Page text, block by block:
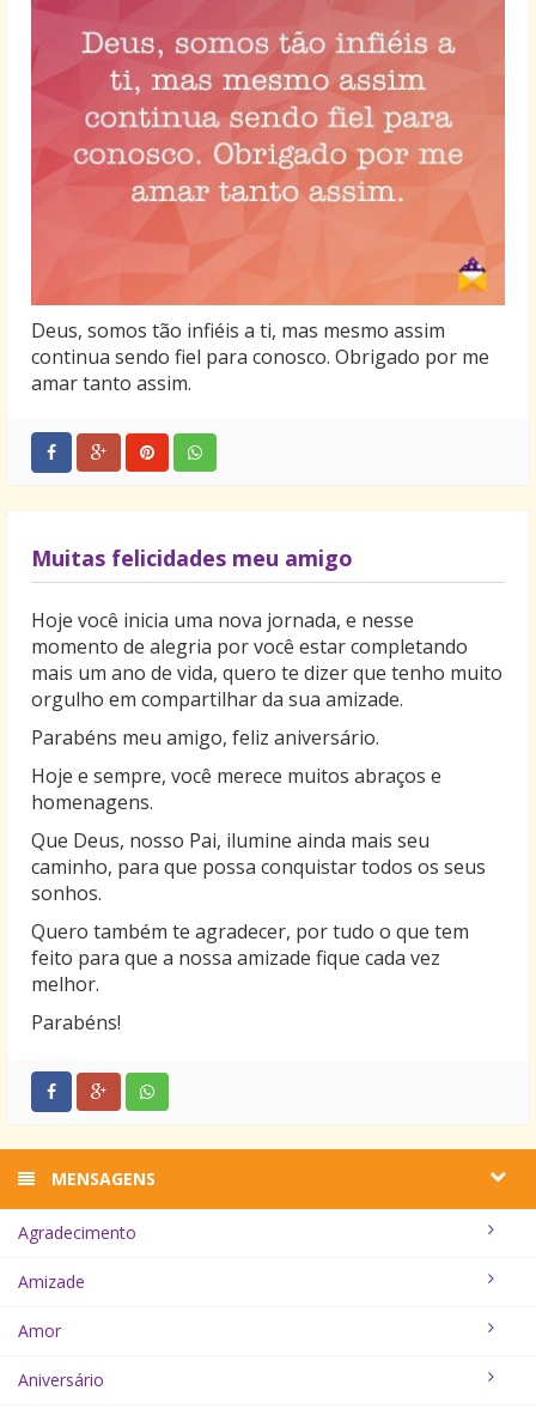
Obrigada! Não tenho nada que possa recompensar
ter uma amizade tão linda assim. Apenas, obrigada!
Deus, somos tão infiéis a ti, mas mesmo assim
continua sendo fiel para conosco. Obrigado por me
amar tanto assim.
Muitas felicidades meu amigo
Hoje você inicia uma nova jornada, e nesse
momento de alegria por você estar completando
mais um ano de vida, quero te dizer que tenho muito
orgulho em compartilhar da sua amizade.
Parabéns meu amigo, feliz aniversário.
Hoje e sempre, você merece muitos abraços e
homenagens.
Que Deus, nosso Pai, ilumine ainda mais seu
caminho, para que possa conquistar todos os seus
sonhos.
Quero também te agradecer, por tudo o que tem
feito para que a nossa amizade fique cada vez
melhor.
Parabéns!
MENSAGENS
Agradecimento
Amizade
Amor
Aniversário